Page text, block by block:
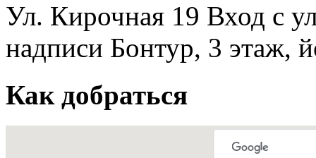
Ул. Кирочная 19 Вход с
надписи Бонтур, 3 этаж,
Как добраться